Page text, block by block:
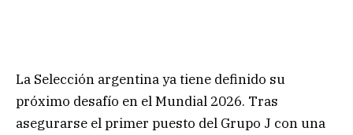
La Selección argentina ya tiene definido su
próximo desafío en el Mundial 2026. Tras
asegurarse el primer puesto del Grupo J con una